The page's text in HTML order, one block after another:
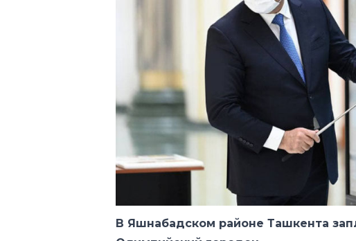
В Яшнабадском районе Ташкента
Олимпийский городок.
Презентация объекта главе